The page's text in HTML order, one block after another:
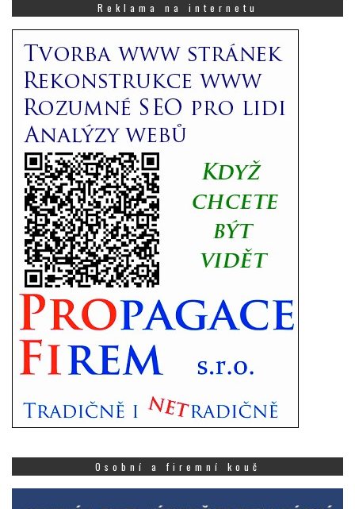
zajímá
Reklama na internetu
Osobní a firemní kouč